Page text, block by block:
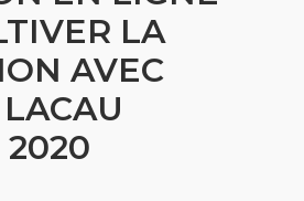
Our Team
Jinpa, PhD
& Donors
LA
AVEC
2020